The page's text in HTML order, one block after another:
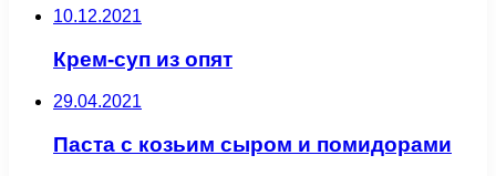
10.12.2021
Крем-суп из опят
29.04.2021
Паста с козьим сыром и помидорами